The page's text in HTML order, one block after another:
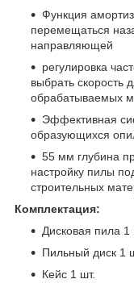
Функция
перемещаться
направляющей
регулировка
выбрать скорость
обрабатываемых
Эффективная
образующихся
55 мм глубина
настройку пилы
строительных
Комплектация:
Дисковая пила 1
Пильный диск 1
Кейс 1 шт.